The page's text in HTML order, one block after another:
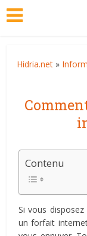
Hidria.net»
Contenu
Si vous
un forfait